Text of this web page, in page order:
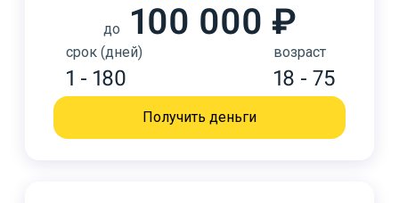
до 100 000 ₽
срок (дней)
1 - 180
возраст
18 - 75
Получить деньги